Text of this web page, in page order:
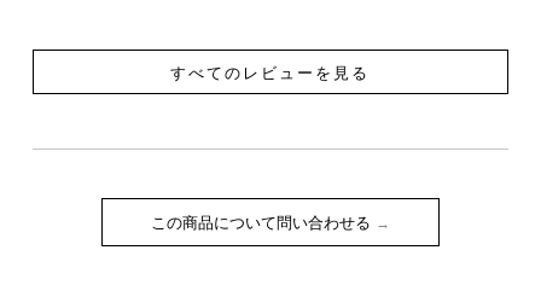
すべてのレビューを見る
この商品について問い合わせる